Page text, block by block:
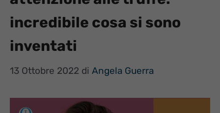
incredibile cosa si sono
inventati
13 Ottobre 2022 di Angela Guerra